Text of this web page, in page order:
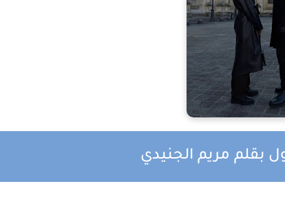
بقلم مريم الجنيدي